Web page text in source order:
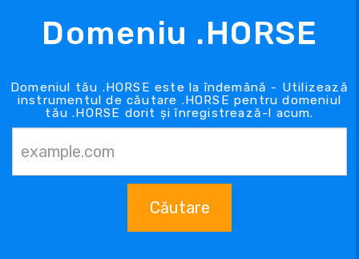
Domeniu .HORSE
Domeniul tău .HORSE este la îndemână - Utilizează
instrumentul de căutare .HORSE pentru domeniul
tău .HORSE dorit și înregistrează-l acum.
Căutare